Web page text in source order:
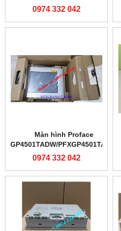
0974 332 042
Màn hình Proface
GP4501TADW/PFXGP4501TADW
0974 332 042